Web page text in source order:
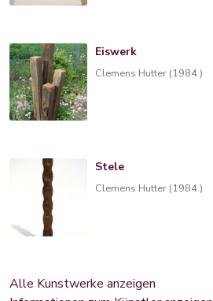
Eiswerk
Clemens Hutter (1984 )
Stele
Clemens Hutter (1984 )
Alle Kunstwerke anzeigen